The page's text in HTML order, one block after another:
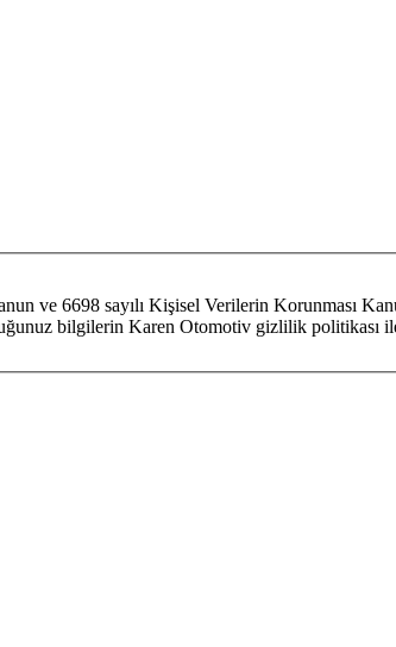
ve 6698 sayılı Kişisel Verilerin Korunması
bilgilerin Karen Otomotiv gizlilik politikası